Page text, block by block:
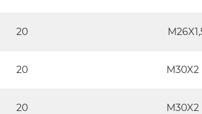
20
20 M30X2
20 M30X2